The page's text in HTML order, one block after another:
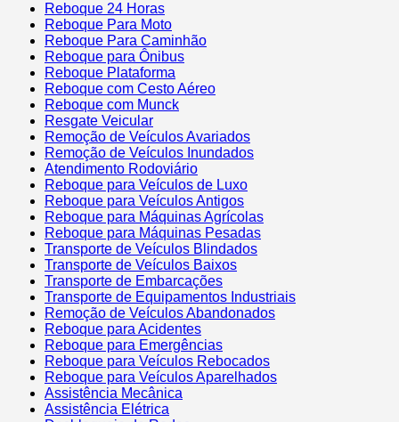
Reboque 24 Horas
Reboque Para Moto
Reboque Para Caminhão
Reboque para Ônibus
Reboque Plataforma
Reboque com Cesto Aéreo
Reboque com Munck
Resgate Veicular
Remoção de Veículos Avariados
Remoção de Veículos Inundados
Atendimento Rodoviário
Reboque para Veículos de Luxo
Reboque para Veículos Antigos
Reboque para Máquinas Agrícolas
Reboque para Máquinas Pesadas
Transporte de Veículos Blindados
Transporte de Veículos Baixos
Transporte de Embarcações
Transporte de Equipamentos Industriais
Remoção de Veículos Abandonados
Reboque para Acidentes
Reboque para Emergências
Reboque para Veículos Rebocados
Reboque para Veículos Aparelhados
Assistência Mecânica
Assistência Elétrica